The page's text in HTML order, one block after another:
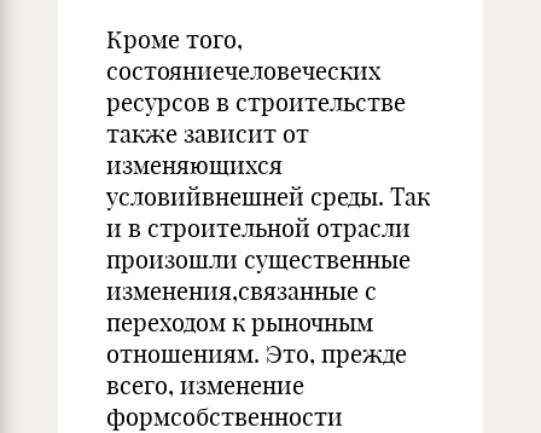
Кроме того,
состояниечеловеческих
ресурсов в строительстве
также зависит от
изменяющихся
условийвнешней среды. Так
и в строительной отрасли
произошли существенные
изменения,связанные с
переходом к рыночным
отношениям. Это, прежде
всего, изменение
формсобственности